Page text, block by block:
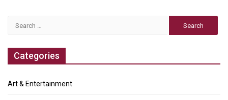
Categories
Art & Entertainment